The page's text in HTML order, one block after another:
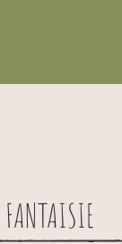
FANTAISIE